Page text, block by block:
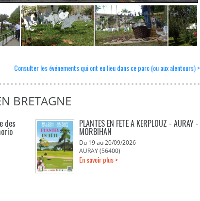
Consulter les événements qui ont eu lieu dans ce parc (ou aux alentours) >
BRETAGNE
des PLANTES EN FETE A KERPLOUZ - AURAY -
MORBIHAN
Du 19 au 20/09/2026
AURAY (56400)
En savoir plus >